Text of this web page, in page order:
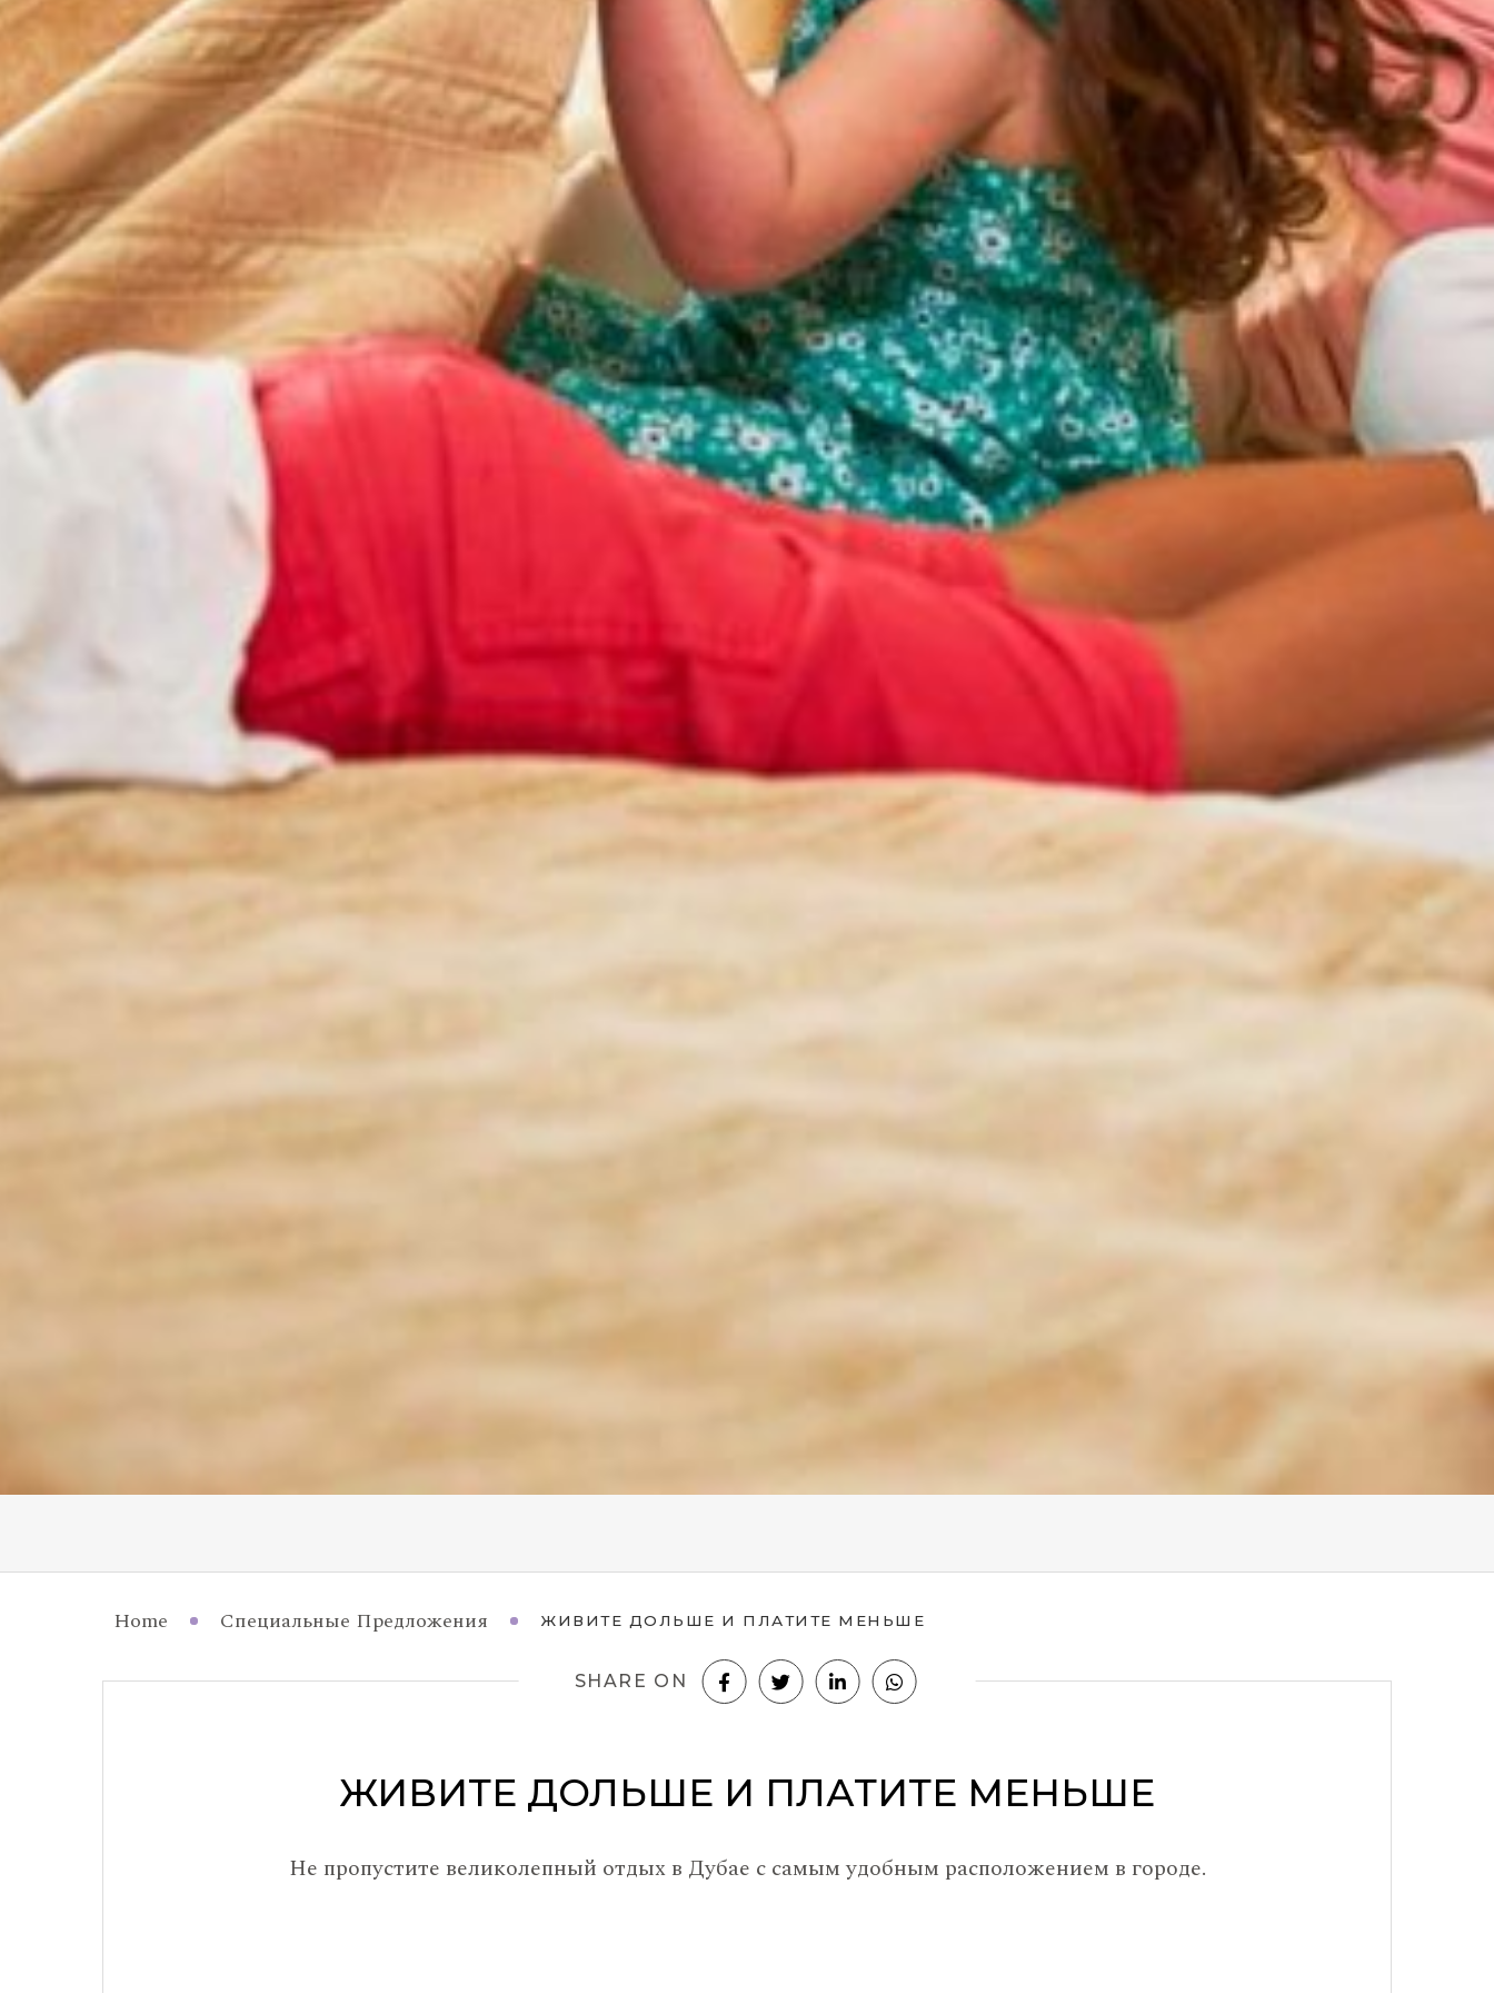
Home Специальные Предложения ЖИВИТЕ ДОЛЬШЕ И ПЛАТИТЕ МЕНЬШЕ
SHARE ON
ЖИВИТЕ ДОЛЬШЕ И ПЛАТИТЕ МЕНЬШЕ
Не пропустите великолепный отдых в Дубае с самым удобным расположением в городе.